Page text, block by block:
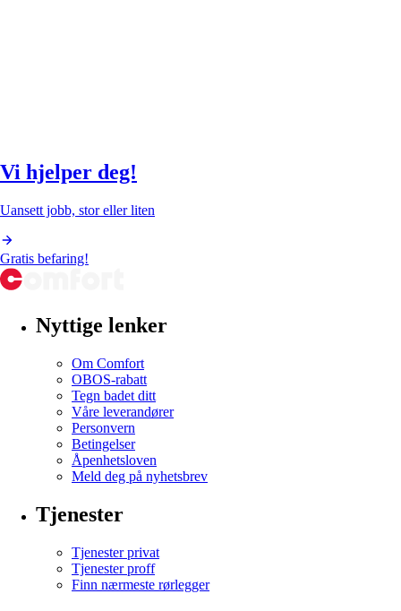
Vi hjelper deg!
Uansett jobb, stor eller liten
Gratis befaring!
Nyttige lenker
Om Comfort
OBOS-rabatt
Tegn badet ditt
Våre leverandører
Personvern
Betingelser
Åpenhetsloven
Meld deg på nyhetsbrev
Tjenester
Tjenester privat
Tjenester proff
Finn nærmeste rørlegger